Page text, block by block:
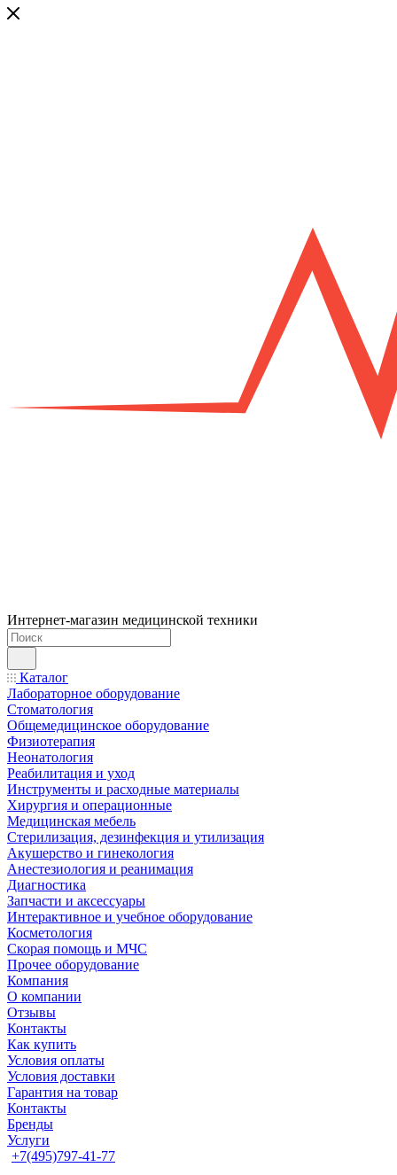
Интернет-магазин медицинской техники
Каталог
Лабораторное оборудование
Стоматология
Общемедицинское оборудование
Физиотерапия
Неонатология
Реабилитация и уход
Инструменты и расходные материалы
Хирургия и операционные
Медицинская мебель
Стерилизация, дезинфекция и утилизация
Акушерство и гинекология
Анестезиология и реанимация
Диагностика
Запчасти и аксессуары
Интерактивное и учебное оборудование
Косметология
Скорая помощь и МЧС
Прочее оборудование
Компания
О компании
Отзывы
Контакты
Как купить
Условия оплаты
Условия доставки
Гарантия на товар
Контакты
Бренды
Услуги
+7(495)797-41-77